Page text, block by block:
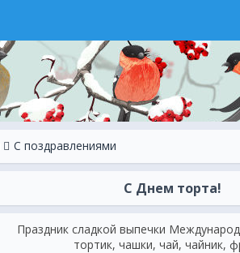
С поздравлениями
С Днем торта!
Праздник сладкой выпечки
тортик, чашки, чай, чайник,